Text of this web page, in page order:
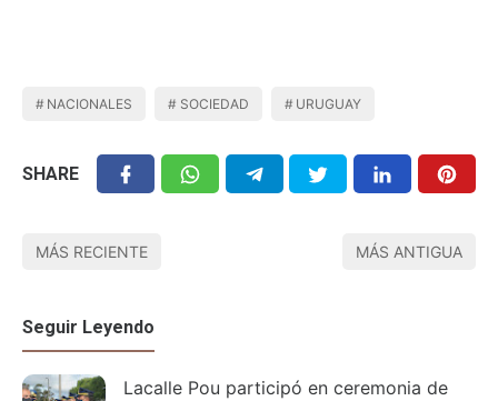
NACIONALES SOCIEDAD URUGUAY
SHARE
MÁS RECIENTE MÁS ANTIGUA
Seguir Leyendo
Lacalle Pou participó en ceremonia de